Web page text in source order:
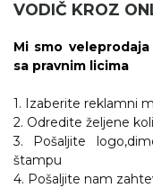
VODIČ KROZ
Mi smo
sa pravnim licima
1. Izaberite reklamni
2. Odredite željene
3. Pošaljite
štampu
4. Pošaljite nam